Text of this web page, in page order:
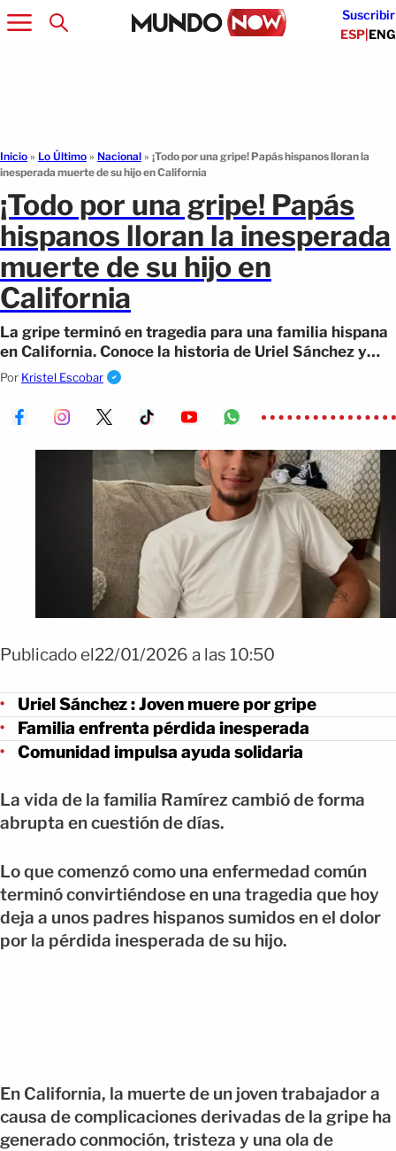
Suscribir
ESP|ENG
Inicio » Lo Último » Nacional » ¡Todo por una gripe! Papás hispanos lloran la
inesperada muerte de su hijo en California
¡Todo por una gripe! Papás
hispanos lloran la inesperada
muerte de su hijo en
California
La gripe terminó en tragedia para una familia hispana
en California. Conoce la historia de Uriel Sánchez y
cómo la comunidad se unió en apoyo
Por Kristel Escobar
Publicado el22/01/2026 a las 10:50
Uriel Sánchez : Joven muere por gripe
Familia enfrenta pérdida inesperada
Comunidad impulsa ayuda solidaria
La vida de la familia Ramírez cambió de forma
abrupta en cuestión de días.
Lo que comenzó como una enfermedad común
terminó convirtiéndose en una tragedia que hoy
deja a unos padres hispanos sumidos en el dolor
por la pérdida inesperada de su hijo.
En California, la muerte de un joven trabajador a
causa de complicaciones derivadas de la gripe ha
generado conmoción, tristeza y una ola de